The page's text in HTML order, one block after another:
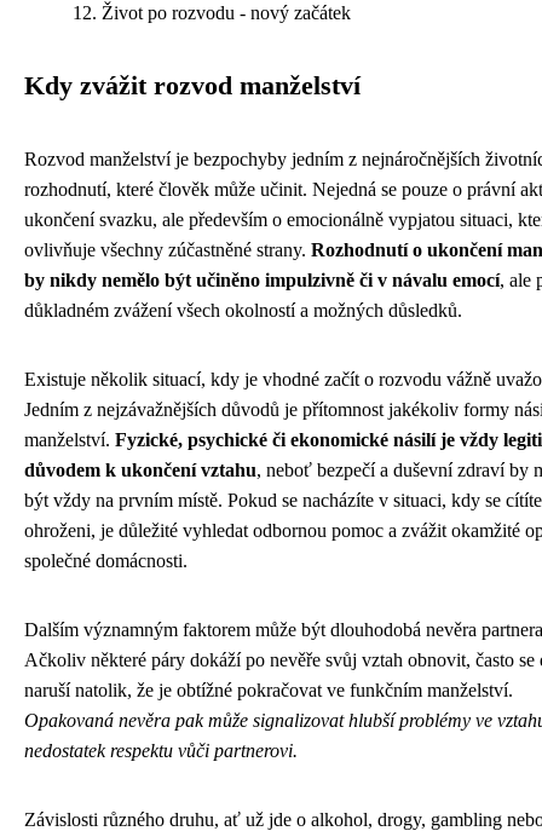
Život po rozvodu - nový začátek
Kdy zvážit rozvod manželství
Rozvod manželství je bezpochyby jedním z nejnáročnějších
rozhodnutí, které člověk může učinit. Nejedná se pouze o právní akt
ukončení svazku, ale především o emocionálně vypjatou situaci,
ovlivňuje všechny zúčastněné strany. Rozhodnutí o ukončení
by nikdy nemělo být učiněno impulzivně či v návalu emocí, ale
důkladném zvážení všech okolností a možných důsledků.
Existuje několik situací, kdy je vhodné začít o rozvodu vážně
Jedním z nejzávažnějších důvodů je přítomnost jakékoliv formy
manželství. Fyzické, psychické či ekonomické násilí je vždy
důvodem k ukončení vztahu, neboť bezpečí a duševní zdraví by
být vždy na prvním místě. Pokud se nacházíte v situaci, kdy se cítíte
ohroženi, je důležité vyhledat odbornou pomoc a zvážit okamžité
společné domácnosti.
Dalším významným faktorem může být dlouhodobá nevěra
Ačkoliv některé páry dokáží po nevěře svůj vztah obnovit, často se
naruší natolik, že je obtížné pokračovat ve funkčním manželství.
Opakovaná nevěra pak může signalizovat hlubší problémy ve
nedostatek respektu vůči partnerovi.
Závislosti různého druhu, ať už jde o alkohol, drogy, gambling